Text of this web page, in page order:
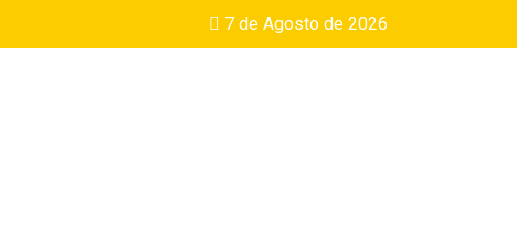
7 de Agosto de 2026